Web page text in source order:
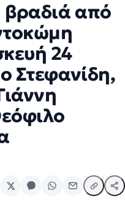
από
24
Στεφανίδη,